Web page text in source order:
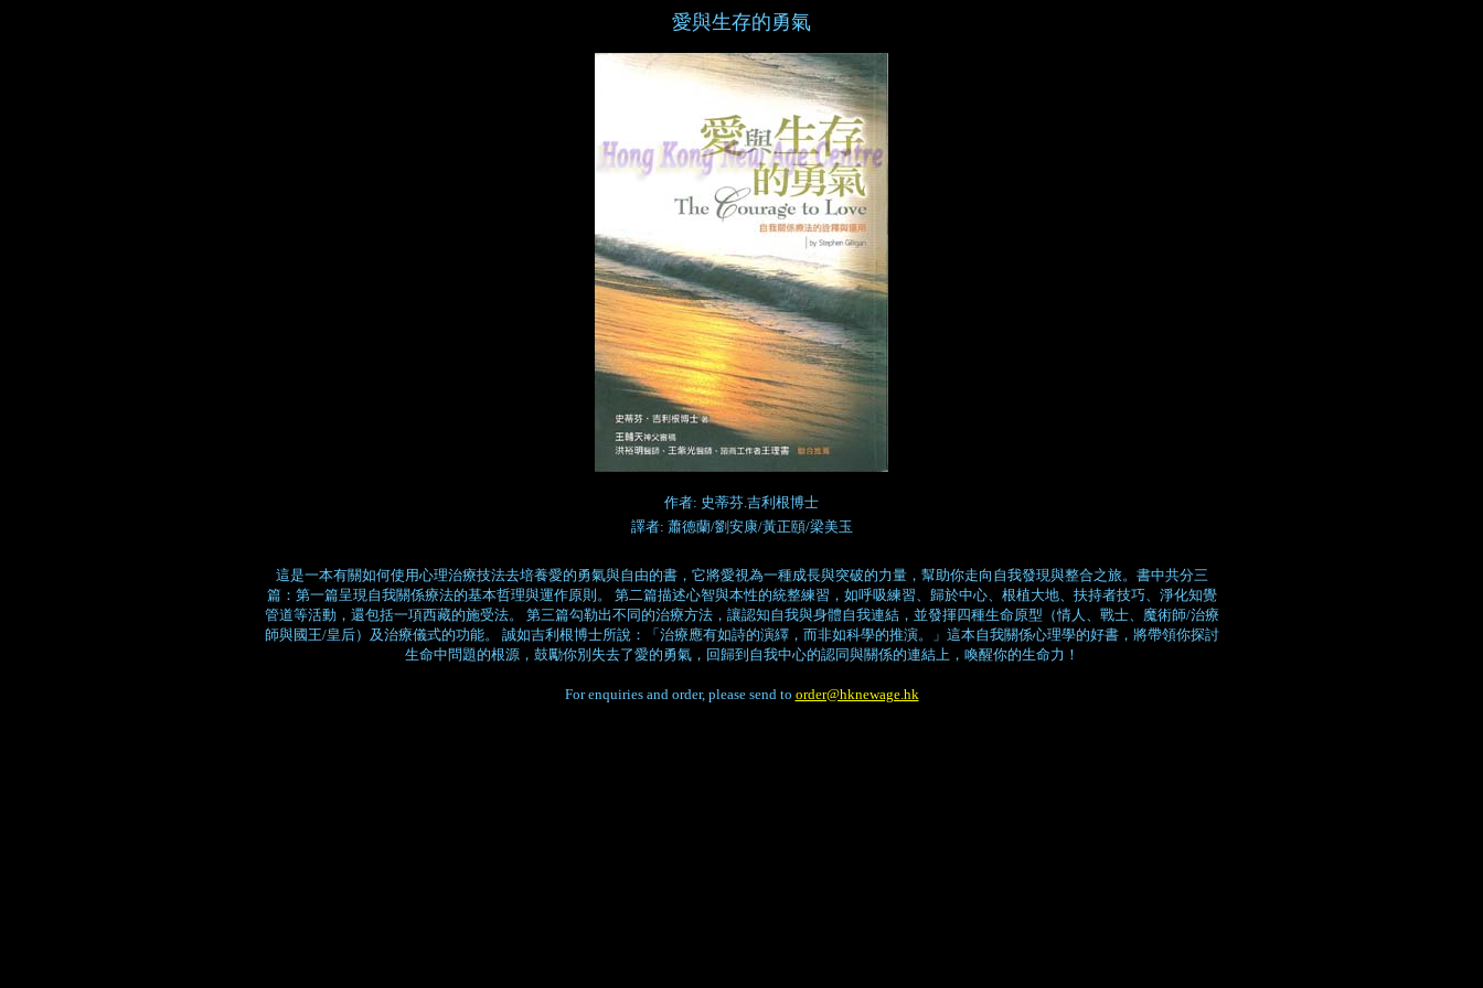
愛與生存的勇氣
作者: 史蒂芬.吉利根博士
譯者: 蕭德蘭/劉安康/黃正頤/梁美玉
這是一本有關如何使用心理治療技法去培養愛的勇氣與自由的書，它將愛視為一種成長與突破的力量，幫助你走向自我發現與整合之旅。書中共分三
篇：第一篇呈現自我關係療法的基本哲理與運作原則。 第二篇描述心智與本性的統整練習，如呼吸練習、歸於中心、根植大地、扶持者技巧、淨化知覺
管道等活動，還包括一項西藏的施受法。 第三篇勾勒出不同的治療方法，讓認知自我與身體自我連結，並發揮四種生命原型（情人、戰士、魔術師/治療
師與國王/皇后）及治療儀式的功能。 誠如吉利根博士所說：「治療應有如詩的演繹，而非如科學的推演。」這本自我關係心理學的好書，將帶領你探討
生命中問題的根源，鼓勵你別失去了愛的勇氣，回歸到自我中心的認同與關係的連結上，喚醒你的生命力！
For enquiries and order, please send to order@hknewage.hk